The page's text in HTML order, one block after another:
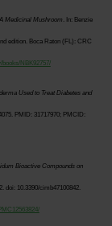
Medicinal Mushroom . In: Benzie
edition. Boca Raton (FL): CRC
books/NBK92757/
Used to Treat Diabetes and
PMID: 31717970; PMCID:
Bioactive Compounds on
doi: 10.3390/cimb47100842.